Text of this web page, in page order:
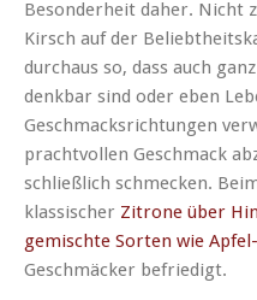
Besonderheit daher. Nicht
Kirsch auf der
durchaus so, dass auch
denkbar sind oder eben
Geschmacksrichtungen
prachtvollen Geschmack
schließlich schmecken.
klassischer Zitrone über
gemischte Sorten wie
Geschmäcker befriedigt.